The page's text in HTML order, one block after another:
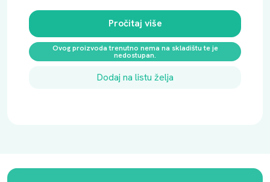
Pročitaj više
Ovog proizvoda trenutno nema na skladištu te je
nedostupan.
Dodaj na listu želja